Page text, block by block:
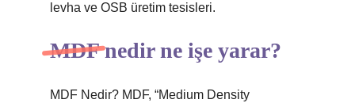
levha ve OSB üretim tesisleri.
MDF nedir ne işe yarar?
MDF Nedir? MDF, “Medium Density